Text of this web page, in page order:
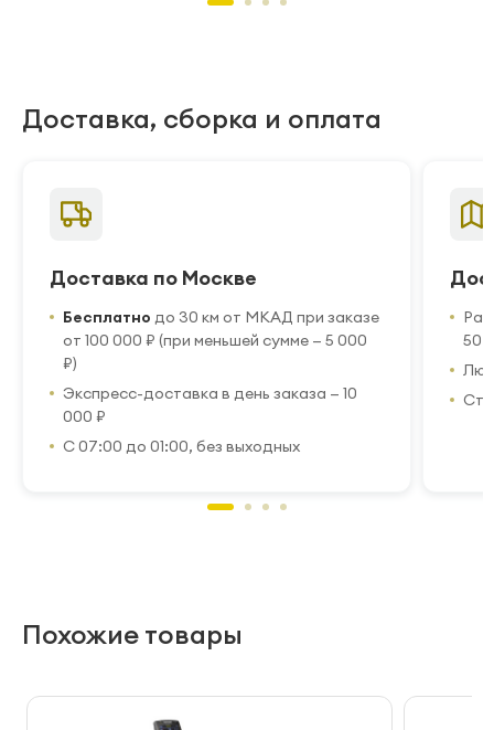
Доставка, сборка и оплата
Доставка по Москве
Бесплатно до 30 км от МКАД при заказе
от 100 000 ₽ (при меньшей сумме — 5 000
₽)
Экспресс-доставка в день заказа — 10
000 ₽
С 07:00 до 01:00, без выходных
50
Похожие товары